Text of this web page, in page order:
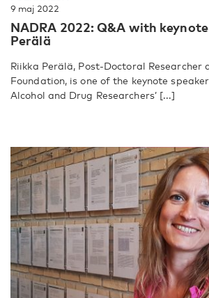
9 maj 2022
NADRA 2022: Q&A with
Perälä
Riikka Perälä, Post-Doctoral Researcher
Foundation, is one of the keynote
Alcohol and Drug Researchers’ [...]